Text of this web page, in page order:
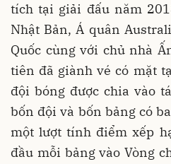
tích tại giải đấu năm
Nhật Bản, Á quân
Quốc cùng với chủ nhà
tiên đã giành vé có mặt
đội bóng được chia vào
bốn đội và bốn bảng có
một lượt tính điểm xếp
đầu mỗi bảng vào Vòng